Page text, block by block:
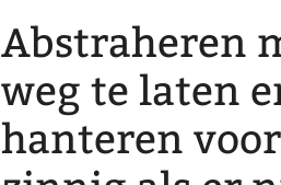
Abstraheren
weg te laten
hanteren